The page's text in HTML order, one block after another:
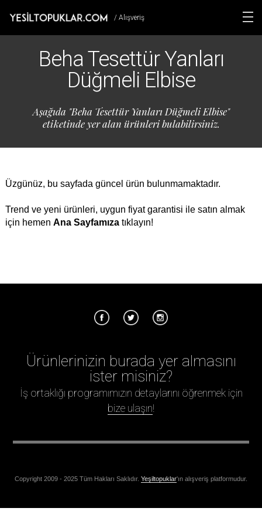
/ Alışveriş
Beha Tesettür Yanları
Düğmeli Elbise
Aşağıda "Beha Tesettür Yanları Düğmeli Elbise"
etiketinde yer alan ürünleri bulabilirsiniz.
Üzgünüz, bu sayfada güncel ürün bulunmamaktadır.
Trend ve yeni ürünleri, uygun fiyat garantisi ile satın almak
için hemen Ana Sayfamızatıklayın!
Ürünlerinizin burada yer almasını
ister misiniz?
İş ortaklığı programımızın detaylarını öğrenmek için
bize ulaşın!
Copyright 2009 - 2025 Tüm Hakları Saklıdır. Yeşiltopuklar'ın alışveriş platformudur.